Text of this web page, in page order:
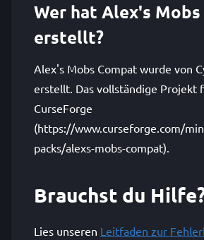
Wer hat Alex's
erstellt?
Alex's Mobs Compat wurde von
erstellt. Das vollständige Projekt
CurseForge
(https://www.curseforge.com/
packs/alexs-mobs-compat).
Brauchst du
Lies unseren Leitfaden zur